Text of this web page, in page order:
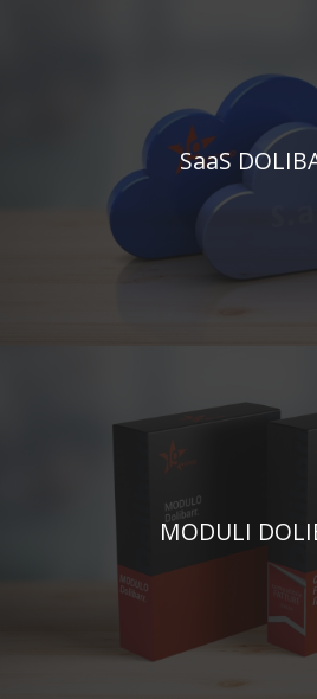
SaaS
MODULI